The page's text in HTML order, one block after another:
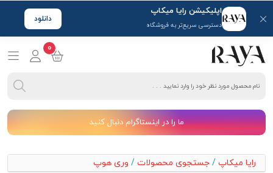
اپلیکیشن رایا میکاپ
دسترسی سریع‌تر به فروشگاه
دانلود
0
ما را در اینستاگرام دنبال کنید
رایا میکاپ / جستجوی محصولات / وری هوپ